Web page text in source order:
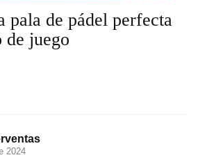
pala de pádel perfecta
de juego
2024